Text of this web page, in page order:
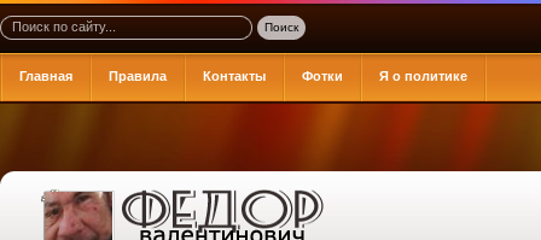
Главная Правила Контакты Фотки Я о политике